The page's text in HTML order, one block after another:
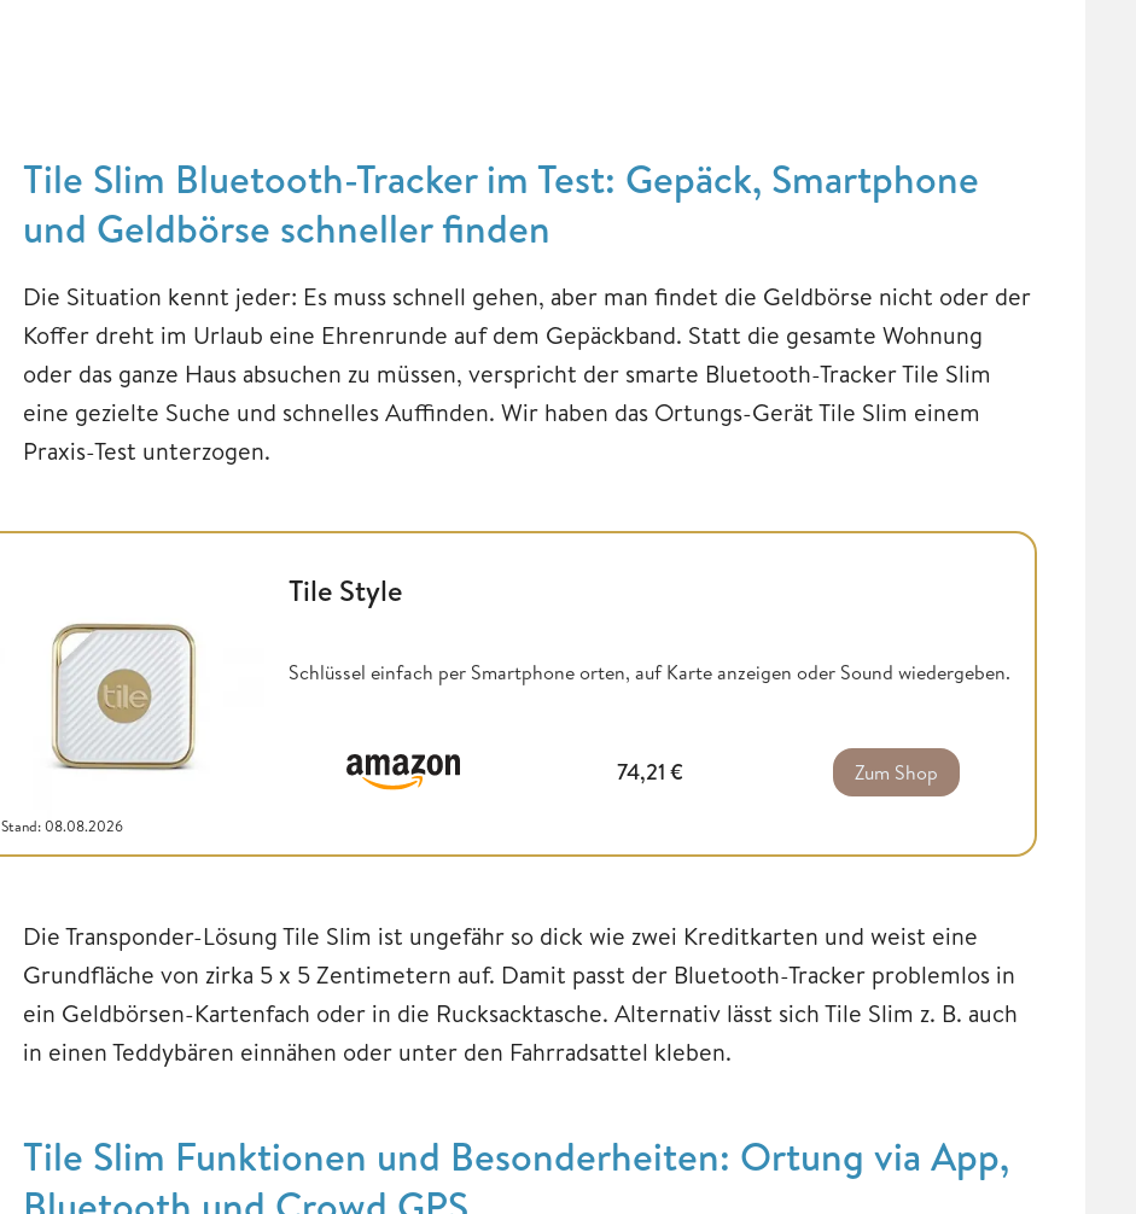
Tile Slim Bluetooth-Tracker im Test: Gepäck, Smartphone
und Geldbörse schneller finden
Die Situation kennt jeder: Es muss schnell gehen, aber man findet die Geldbörse nicht oder der
Koffer dreht im Urlaub eine Ehrenrunde auf dem Gepäckband. Statt die gesamte Wohnung
oder das ganze Haus absuchen zu müssen, verspricht der smarte Bluetooth-Tracker Tile Slim
eine gezielte Suche und schnelles Auffinden. Wir haben das Ortungs-Gerät Tile Slim einem
Praxis-Test unterzogen.
Stand: 08.08.2026
Tile Style
Schlüssel einfach per Smartphone orten, auf Karte anzeigen oder Sound wiedergeben.
74,21 € Zum Shop
Die Transponder-Lösung Tile Slim ist ungefähr so dick wie zwei Kreditkarten und weist eine
Grundfläche von zirka 5 x 5 Zentimetern auf. Damit passt der Bluetooth-Tracker problemlos in
ein Geldbörsen-Kartenfach oder in die Rucksacktasche. Alternativ lässt sich Tile Slim z. B. auch
in einen Teddybären einnähen oder unter den Fahrradsattel kleben.
Tile Slim Funktionen und Besonderheiten: Ortung via App,